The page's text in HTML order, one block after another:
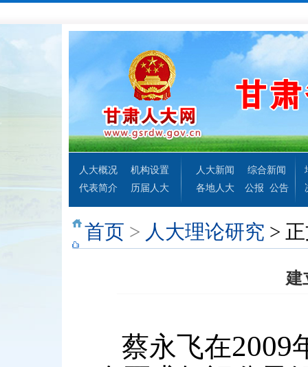
人大概况
机构设置
代表简介
历届人大
人大新闻
综合新闻
各地人大
公报 公告
首页 > 人大理论研究 >
建
蔡永飞在2009